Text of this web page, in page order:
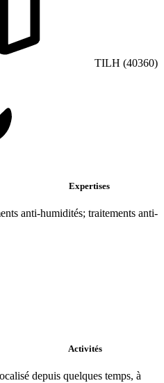
TILH (40360)
Expertises
anti-humidités; traitements anti-
Activités
depuis quelques temps, à